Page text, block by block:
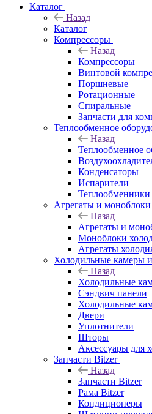
Каталог
Назад
Каталог
Компрессоры
Назад
Компрессоры
Винтовой
Поршневые
Ротационные
Спиральные
Запчасти для
Теплообменное
Назад
Теплообменное
Конденсаторы
Испарители
Теплообменники
Агрегаты и моноблоки
Назад
Агрегаты и
Моноблоки
Агрегаты
Холодильные камеры
Назад
Холодильные
Сэндвич панели
Холодильные
Двери
Уплотнители
Шторы
Аксессуары для
Запчасти Bitzer
Назад
Запчасти Bitzer
Рама Bitzer
Кондиционеры